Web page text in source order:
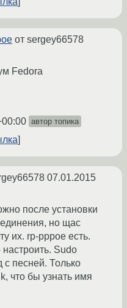
от sergey66578
Fedora
автор топика
07.01.2015
после установки
но щас
их. rp-pppoe есть.
Sudo
с песней. Только
что бы узнать имя